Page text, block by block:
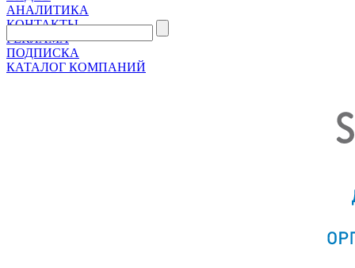
АНАЛИТИКА
КОНТАКТЫ
РЕКЛАМА
ПОДПИСКА
КАТАЛОГ КОМПАНИЙ